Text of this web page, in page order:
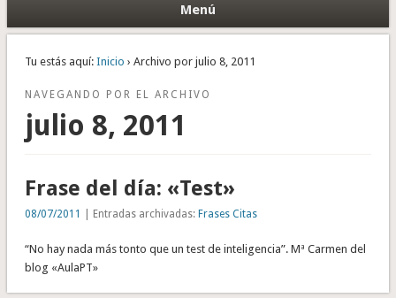
Menú
Tu estás aquí: Inicio › Archivo por julio 8, 2011
NAVEGANDO POR EL ARCHIVO
julio 8, 2011
Frase del día: «Test»
08/07/2011 | Entradas archivadas: Frases Citas
“No hay nada más tonto que un test de inteligencia”. Mª Carmen del
blog «AulaPT»